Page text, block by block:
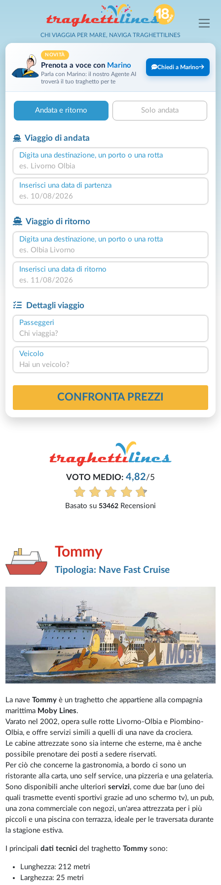
CHI VIAGGIA PER MARE, NAVIGA TRAGHETTILINES
NOVITÀ
Prenota a voce con Marino
Parla con Marino: il nostro Agente AI
troverà il tuo traghetto per te
Chiedi a Marino
Andata e ritorno Solo andata
Viaggio di andata
Digita una destinazione, un porto o una rotta
Inserisci una data di partenza
Viaggio di ritorno
Digita una destinazione, un porto o una rotta
Inserisci una data di ritorno
Dettagli viaggio
Passeggeri
Chi viaggia?
Veicolo
Hai un veicolo?
CONFRONTA PREZZI
VOTO MEDIO: 4,82/5
Basato su 53462 Recensioni
Tommy
Tipologia: Nave Fast Cruise
La naveTommy è un traghetto che appartiene alla compagnia
marittima Moby Lines.
Varato nel 2002, opera sulle rotte Livorno-Olbia e Piombino-
Olbia, e offre servizi simili a quelli di una nave da crociera.
Le cabine attrezzate sono sia interne che esterne, ma è anche
possibile prenotare dei posti a sedere riservati.
Per ciò che concerne la gastronomia, a bordo ci sono un
ristorante alla carta, uno self service, una pizzeria e una gelateria.
Sono disponibili anche ulterioriservizi, come due bar (uno dei
quali trasmette eventi sportivi grazie ad uno schermo tv), un pub,
una zona commerciale con negozi, un'area attrezzata per i più
piccoli e una piscina con terrazza, ideale per le traversata durante
la stagione estiva.
I principalidati tecnici del traghettoTommysono:
Lunghezza: 212 metri
Larghezza: 25 metri